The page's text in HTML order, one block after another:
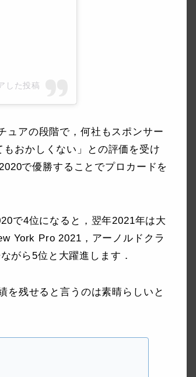
した投稿
ュアの段階で，何社もスポンサー
おかしくない」との評価を受け
で優勝することでプロカードを
で4位になると，翌年2021年は大
York Pro 2021，アーノルドクラ
がら5位と大躍進します．
を残せると言うのは素晴らしいと